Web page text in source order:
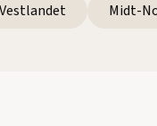
Vestlandet Midt-